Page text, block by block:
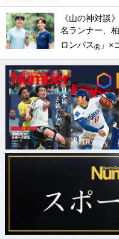
《山の神対談
名ランナー、
ロンパス® 」×